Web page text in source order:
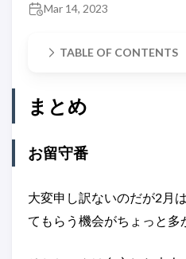
Mar 14, 2023
TABLE OF CONTENTS
まとめ
お留守番
大変申し訳ないのだが2月
てもらう機会がちょっと多